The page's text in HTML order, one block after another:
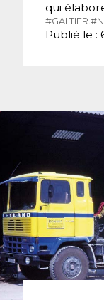
qui
#GALTIER.
Publié le :